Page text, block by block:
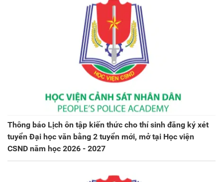
Thông báo Lịch ôn tập kiến thức cho thí sinh đăng ký xét
tuyển Đại học văn bằng 2 tuyển mới, mở tại Học viện
CSND năm học 2026 - 2027